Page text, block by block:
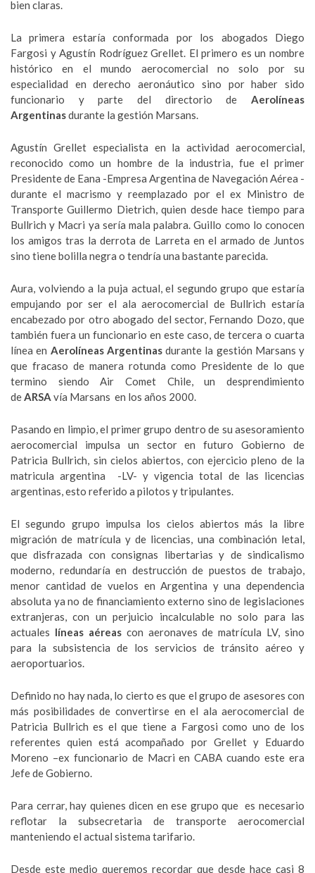
bien claras.
La primera estaría conformada por los abogados Diego
Fargosi y Agustín Rodríguez Grellet. El primero es un nombre
histórico en el mundo aerocomercial no solo por su
especialidad en derecho aeronáutico sino por haber sido
funcionario y parte del directorio de Aerolíneas
Argentinasdurante la gestión Marsans.
Agustín Grellet especialista en la actividad aerocomercial,
reconocido como un hombre de la industria, fue el primer
Presidente de Eana -Empresa Argentina de Navegación Aérea -
durante el macrismo y reemplazado por el ex Ministro de
Transporte Guillermo Dietrich, quien desde hace tiempo para
Bullrich y Macri ya sería mala palabra. Guillo como lo conocen
los amigos tras la derrota de Larreta en el armado de Juntos
sino tiene bolilla negra o tendría una bastante parecida.
Aura, volviendo a la puja actual, el segundo grupo que estaría
empujando por ser el ala aerocomercial de Bullrich estaría
encabezado por otro abogado del sector, Fernando Dozo, que
también fuera un funcionario en este caso, de tercera o cuarta
línea en Aerolíneas Argentinasdurante la gestión Marsans y
que fracaso de manera rotunda como Presidente de lo que
termino siendo Air Comet Chile, un desprendimiento
deARSA vía Marsans en los años 2000.
Pasando en limpio, el primer grupo dentro de su asesoramiento
aerocomercial impulsa un sector en futuro Gobierno de
Patricia Bullrich, sin cielos abiertos, con ejercicio pleno de la
matricula argentina -LV- y vigencia total de las licencias
argentinas, esto referido a pilotos y tripulantes.
El segundo grupo impulsa los cielos abiertos más la libre
migración de matrícula y de licencias, una combinación letal,
que disfrazada con consignas libertarias y de sindicalismo
moderno, redundaría en destrucción de puestos de trabajo,
menor cantidad de vuelos en Argentina y una dependencia
absoluta ya no de financiamiento externo sino de legislaciones
extranjeras, con un perjuicio incalculable no solo para las
actuales líneas aéreascon aeronaves de matrícula LV, sino
para la subsistencia de los servicios de tránsito aéreo y
aeroportuarios.
Definido no hay nada, lo cierto es que el grupo de asesores con
más posibilidades de convertirse en el ala aerocomercial de
Patricia Bullrich es el que tiene a Fargosi como uno de los
referentes quien está acompañado por Grellet y Eduardo
Moreno –ex funcionario de Macri en CABA cuando este era
Jefe de Gobierno.
Para cerrar, hay quienes dicen en ese grupo que es necesario
reflotar la subsecretaria de transporte aerocomercial
manteniendo el actual sistema tarifario.
Desde este medio queremos recordar que desde hace casi 8